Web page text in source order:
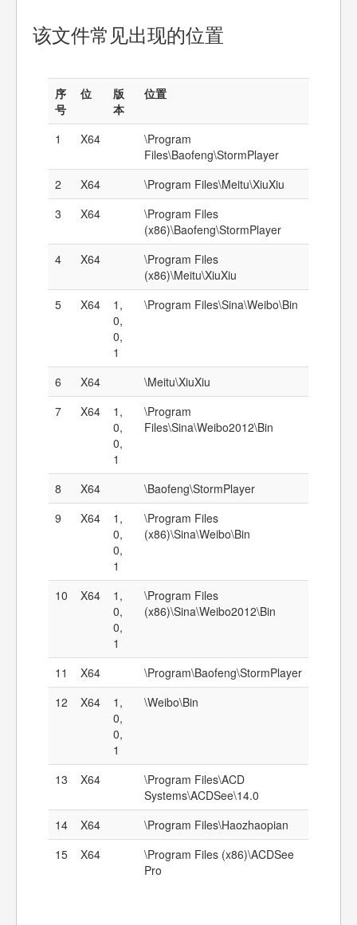
该文件常见出现的位置
序
号
位
版
本
位置
1 X64
\Program
Files\Baofeng\StormPlayer
2
X64
\Program Files\Meitu\XiuXiu
3
X64
\Program Files
(x86)\Baofeng\StormPlayer
4
X64
\Program Files
(x86)\Meitu\XiuXiu
5
X64
1,
0,
0,
1
\Program Files\Sina\Weibo\Bin
6 X64
\Meitu\XiuXiu
7
X64
1,
0,
0,
1
\Program
Files\Sina\Weibo2012\Bin
8 X64
\Baofeng\StormPlayer
9
X64
1,
0,
0,
1
\Program Files
(x86)\Sina\Weibo\Bin
10 X64
1,
0,
0,
1
\Program Files
(x86)\Sina\Weibo2012\Bin
11 X64
\Program\Baofeng\StormPlayer
12
X64
1,
0,
0,
1
\Weibo\Bin
13 X64
\Program Files\ACD
Systems\ACDSee\14.0
14
X64
\Program Files\Haozhaopian
15
X64
\Program Files (x86)\ACDSee
Pro